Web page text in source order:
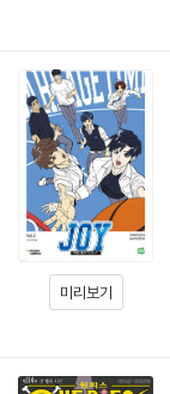
미리보기